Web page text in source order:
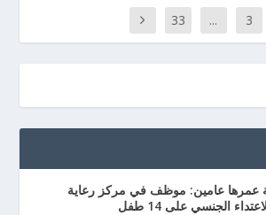
3
...
33
عمرها عامين: موظف في مركز رعاية
الجنسي على 14 طفل